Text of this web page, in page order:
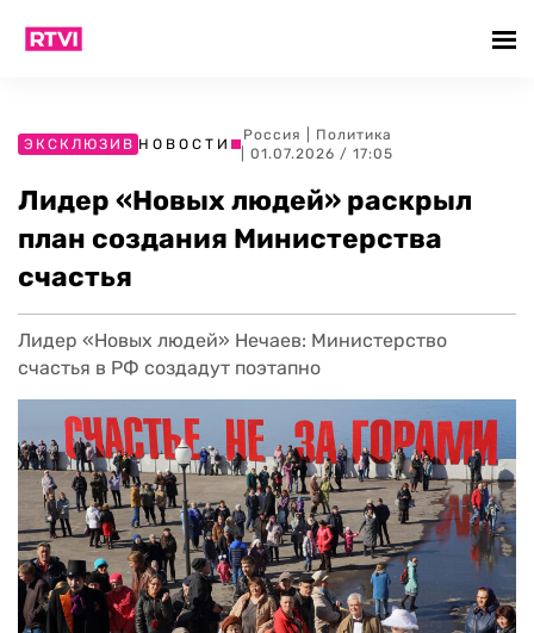
ЭКСКЛЮЗИВ НОВОСТИ
Россия
Политика
| 01.07.2026 / 17:05
Лидер «Новых людей» раскрыл
план создания Министерства
счастья
Лидер «Новых людей» Нечаев: Министерство
счастья в РФ создадут поэтапно